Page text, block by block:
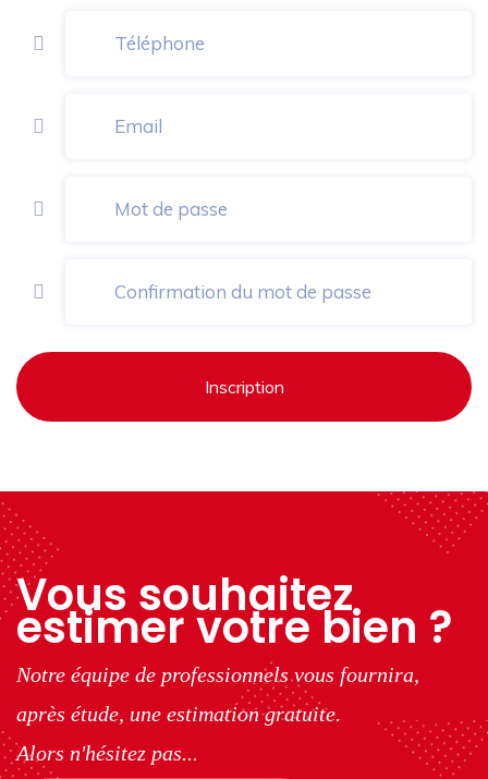
Inscription
Vous souhaitez
estimer votre bien ?
Notre équipe de professionnels vous fournira,
après étude, une estimation gratuite.
Alors n'hésitez pas...